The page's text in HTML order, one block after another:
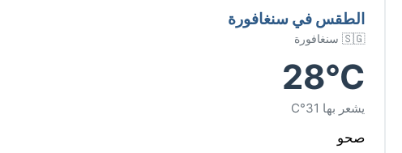
الطقس في سنغافورة
🇸🇬 سنغافورة
28°C
يشعر بها 31°C
صحو